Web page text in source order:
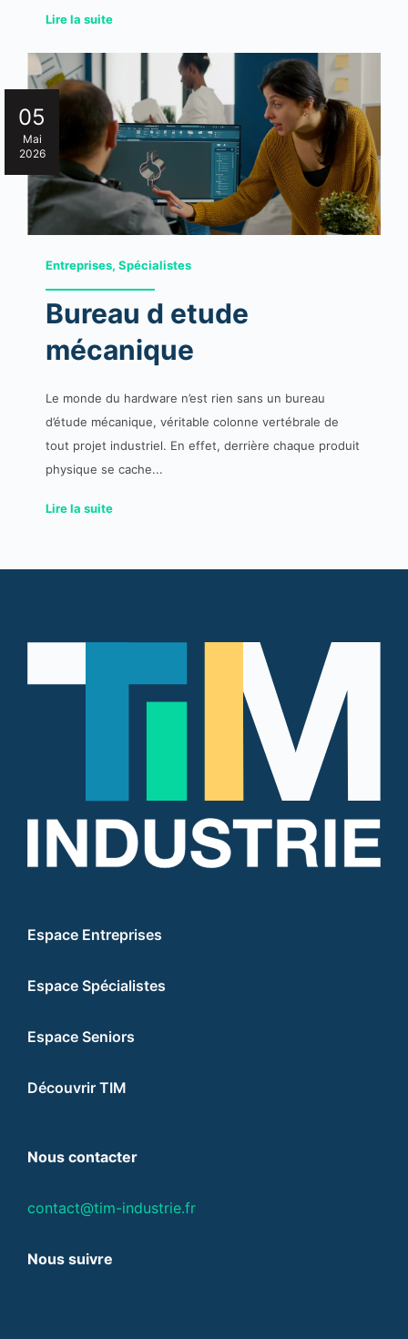
Lire la suite
05
Mai
2026
Entreprises, Spécialistes
Bureau d etude
mécanique
Le monde du hardware n’est rien sans un bureau
d’étude mécanique, véritable colonne vertébrale de
tout projet industriel. En effet, derrière chaque produit
physique se cache...
Lire la suite
Espace Entreprises
Espace Spécialistes
Espace Seniors
Découvrir TIM
Nous contacter
contact@tim-industrie.fr
Nous suivre